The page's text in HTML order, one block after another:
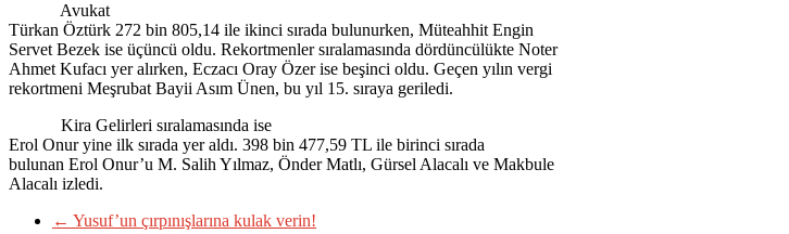
Avukat
Türkan Öztürk 272 bin 805,14 ile ikinci sırada bulunurken, Müteahhit Engin
Servet Bezek ise üçüncü oldu. Rekortmenler sıralamasında dördüncülükte Noter
Ahmet Kufacı yer alırken, Eczacı Oray Özer ise beşinci oldu. Geçen yılın vergi
rekortmeni Meşrubat Bayii Asım Ünen, bu yıl 15. sıraya geriledi.
Kira Gelirleri sıralamasında ise
Erol Onur yine ilk sırada yer aldı. 398 bin 477,59 TL ile birinci sırada
bulunan Erol Onur’u M. Salih Yılmaz, Önder Matlı, Gürsel Alacalı ve Makbule
Alacalı izledi.
← Yusuf’un çırpınışlarına kulak verin!